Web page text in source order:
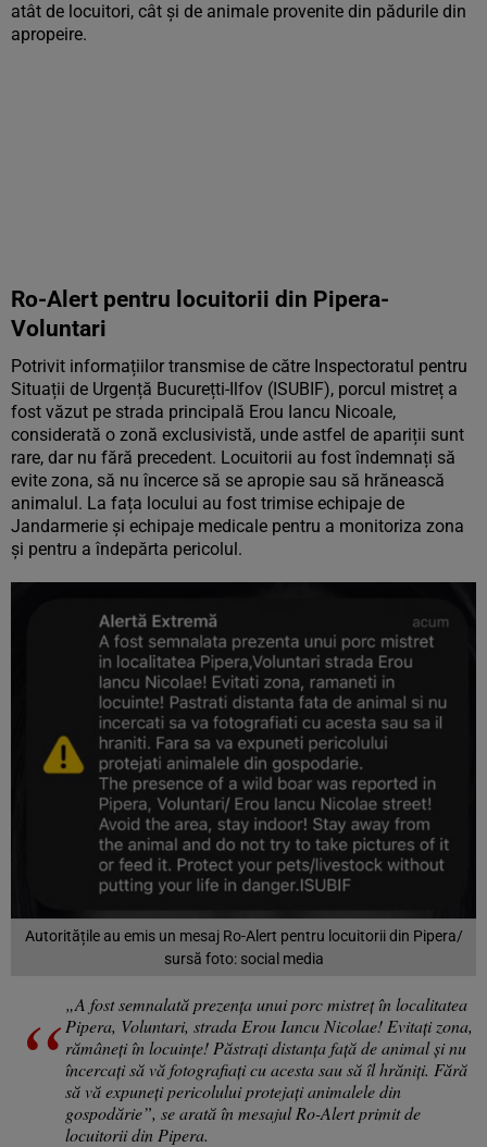
atât de locuitori, cât și de animale provenite din pădurile din
apropeire.
Ro-Alert pentru locuitorii din Pipera-
Voluntari
Potrivit informațiilor transmise de către Inspectoratul pentru
Situații de Urgență Bucurețti-Ilfov (ISUBIF), porcul mistreț a
fost văzut pe strada principală Erou Iancu Nicoale,
considerată o zonă exclusivistă, unde astfel de apariții sunt
rare, dar nu fără precedent. Locuitorii au fost îndemnați să
evite zona, să nu încerce să se apropie sau să hrănească
animalul. La fața locului au fost trimise echipaje de
Jandarmerie și echipaje medicale pentru a monitoriza zona
și pentru a îndepărta pericolul.
Autoritățile au emis un mesaj Ro-Alert pentru locuitorii din Pipera/
sursă foto: social media
„A fost semnalată prezența unui porc mistreț în localitatea
Pipera, Voluntari, strada Erou Iancu Nicolae! Evitați zona,
rămâneți în locuințe! Păstrați distanța față de animal și nu
încercați să vă fotografiați cu acesta sau să îl hrăniți. Fără
să vă expuneți pericolului protejați animalele din
gospodărie”, se arată în mesajul Ro-Alert primit de
locuitorii din Pipera.